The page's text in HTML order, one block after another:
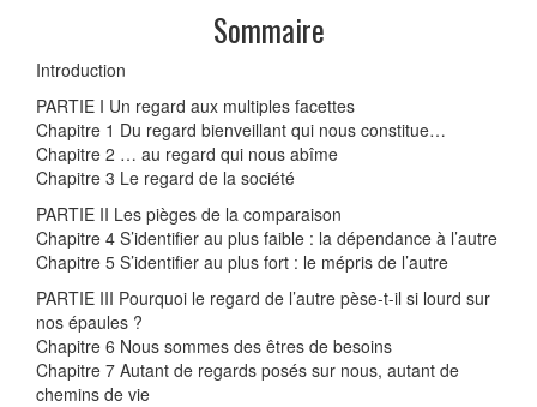
Sommaire
Introduction
PARTIE I Un regard aux multiples facettes
Chapitre 1 Du regard bienveillant qui nous constitue…
Chapitre 2 … au regard qui nous abîme
Chapitre 3 Le regard de la société
PARTIE II Les pièges de la comparaison
Chapitre 4 S’identifier au plus faible : la dépendance à l’autre
Chapitre 5 S’identifier au plus fort : le mépris de l’autre
PARTIE III Pourquoi le regard de l’autre pèse-t-il si lourd sur
nos épaules ?
Chapitre 6 Nous sommes des êtres de besoins
Chapitre 7 Autant de regards posés sur nous, autant de
chemins de vie